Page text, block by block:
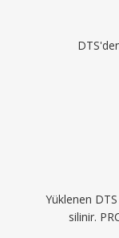
Yüklenen
silinir.